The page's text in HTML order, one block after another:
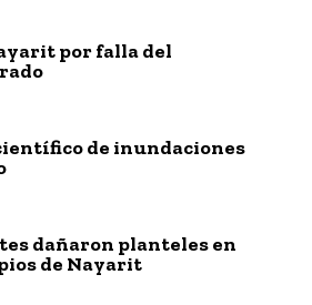
por falla del
de inundaciones
dañaron planteles en
de Nayarit